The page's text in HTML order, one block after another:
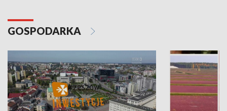
GOSPODARKA